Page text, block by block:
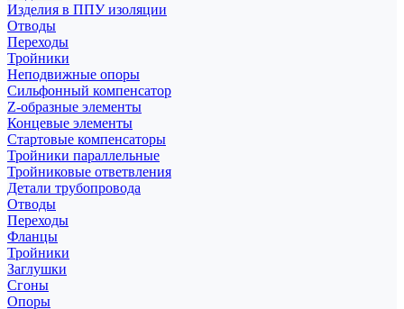
Изделия в ППУ изоляции
Отводы
Переходы
Тройники
Неподвижные опоры
Cильфонный компенсатор
Z-образные элементы
Концевые элементы
Стартовые компенсаторы
Тройники параллельные
Тройниковые ответвления
Детали трубопровода
Отводы
Переходы
Фланцы
Тройники
Заглушки
Сгоны
Опоры